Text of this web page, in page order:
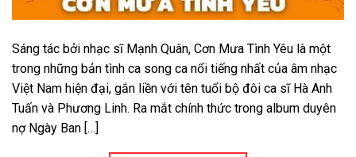
Sáng tác bởi nhạc sĩ Mạnh Quân, Cơn Mưa Tình Yêu là một
trong những bản tình ca song ca nổi tiếng nhất của âm nhạc
Việt Nam hiện đại, gắn liền với tên tuổi bộ đôi ca sĩ Hà Anh
Tuấn và Phương Linh. Ra mắt chính thức trong album duyên
nợ Ngày Ban […]